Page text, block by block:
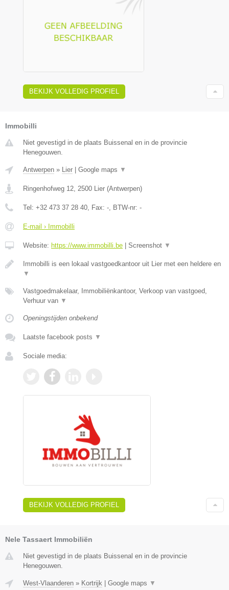
BEKIJK VOLLEDIG PROFIEL
Immobilli
Niet gevestigd in de plaats Buissenal en in de provincie
Henegouwen.
Antwerpen » Lier Google maps ▼
Ringenhofweg 12, 2500 Lier (Antwerpen)
Tel: +32 473 37 28 40, Fax: -, BTW-nr: -
E-mail › Immobilli
Website: https://www.immobilli.be Screenshot ▼
Immobilli is een lokaal vastgoedkantoor uit Lier met een heldere en
▼
Vastgoedmakelaar, Immobiliënkantoor, Verkoop van vastgoed,
Verhuur van ▼
Openingstijden onbekend
Laatste facebook posts ▼
Sociale media:
BEKIJK VOLLEDIG PROFIEL
Nele Tassaert Immobiliën
Niet gevestigd in de plaats Buissenal en in de provincie
Henegouwen.
West-Vlaanderen » Kortrijk Google maps ▼